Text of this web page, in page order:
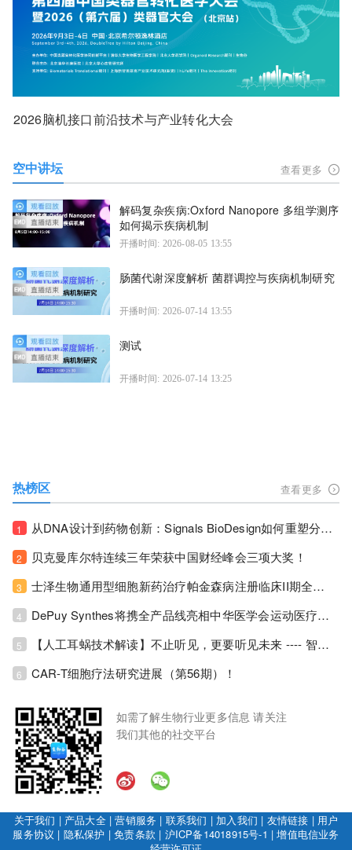
2026脑机接口前沿技术与产业转化大会
空中讲坛 查看更多
解码复杂疾病:Oxford Nanopore 多组学测序
如何揭示疾病机制
开播时间: 2026-08-05 13:55
肠菌代谢深度解析 菌群调控与疾病机制研究
开播时间: 2026-07-14 13:55
测试
开播时间: 2026-07-14 13:25
热榜区 查看更多
1 从DNA设计到药物创新：Signals BioDesign如何重塑分子生物学研发生态！
2 贝克曼库尔特连续三年荣获中国财经峰会三项大奖！
3 士泽生物通用型细胞新药治疗帕金森病注册临床II期全部入组完成！
4 DePuy Synthes将携全产品线亮相中华医学会运动医疗分会大会，加码布局中国运动医学创新赛道！
5 【人工耳蜗技术解读】不止听见，更要听见未来 ---- 智能耳蜗，开启人工耳蜗技术新纪元！
6 CAR-T细胞疗法研究进展（第56期）！
如需了解生物行业更多信息 请关注
我们其他的社交平台
关于我们 | 产品大全|营销服务 | 联系我们 | 加入我们 | 友情链接 | 用户
服务协议 | 隐私保护 |免责条款 | 沪ICP备14018915号-1 |增值电信业务